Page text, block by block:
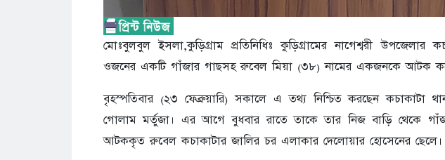
মোঃবুলবুল ইসলা,কুড়িগ্রাম প্রতিনিধিঃ কুড়িগ্রামের নাগেশ্বরী
ওজনের একটি গাঁজার গাছসহ রুবেল মিয়া (৩৮) নামের একজনকে আটক
বৃহস্পতিবার (২৩ ফেব্রুয়ারি) সকালে এ তথ্য নিশ্চিত করছেন কচাকাটা
গোলাম মর্তুজা। এর আগে বুধবার রাতে তাকে তার নিজ বাড়ি থেকে
আটককৃত রুবেল কচাকাটার জালির চর এলাকার দেলোয়ার হোসেনের ছেলে।